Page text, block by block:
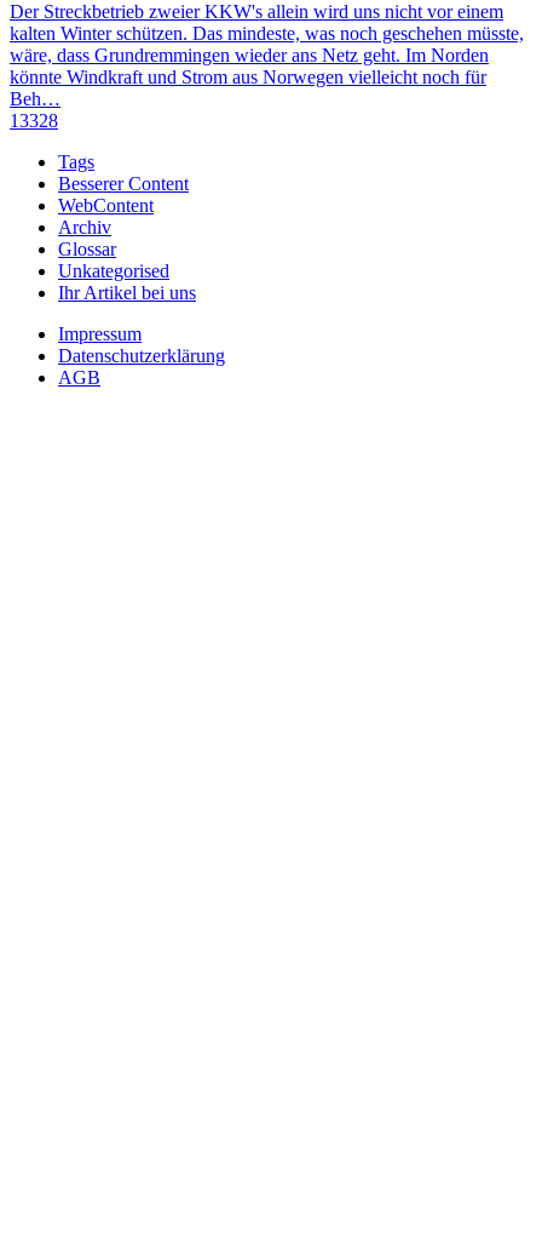
Der Streckbetrieb zweier KKW's allein wird uns nicht vor einem
kalten Winter schützen. Das mindeste, was noch geschehen müsste,
wäre, dass Grundremmingen wieder ans Netz geht. Im Norden
könnte Windkraft und Strom aus Norwegen vielleicht noch für
Beh…
13328
Tags
Besserer Content
WebContent
Archiv
Glossar
Unkategorised
Ihr Artikel bei uns
Impressum
Datenschutzerklärung
AGB